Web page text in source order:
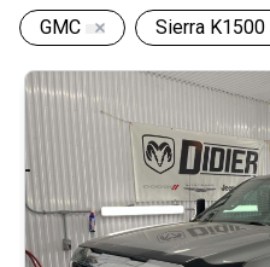
GMC Sierra K1500